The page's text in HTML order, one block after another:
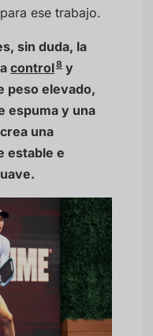
ese trabajo.
sin duda, la
control8y
peso elevado,
espuma y una
una
estable e